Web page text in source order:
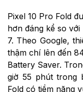
Pixel 10 Pro Fold
hơn đáng kể so
7. Theo Google,
thậm chí lên đến
Battery Saver.
giờ 55 phút trong
Fold có tiềm năng